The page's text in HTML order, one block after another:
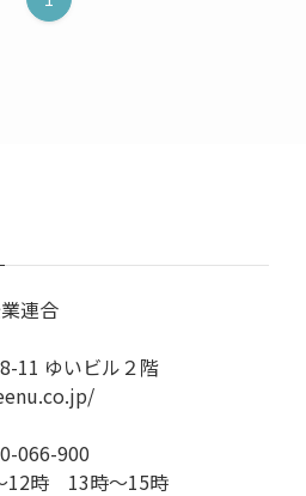
連合
11 ゆいビル２階
066-900
12時 13時～15時